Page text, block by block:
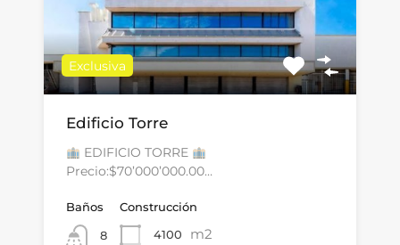
Exclusiva
Edificio Torre
EDIFICIO TORRE
Precio:$70’000’000.00…
Baños
8
Construcción
4100
m2